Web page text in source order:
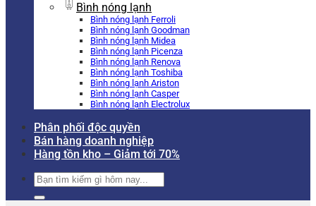
Bình nóng lạnh
Bình nóng lạnh Ferroli
Bình nóng lạnh Goodman
Bình nóng lạnh Midea
Bình nóng lạnh Picenza
Bình nóng lạnh Renova
Bình nóng lạnh Toshiba
Bình nóng lạnh Ariston
Bình nóng lạnh Casper
Bình nóng lạnh Electrolux
Phân phối độc quyền
Bán hàng doanh nghiệp
Hàng tồn kho – Giảm tới 70%
Tìm
kiếm: